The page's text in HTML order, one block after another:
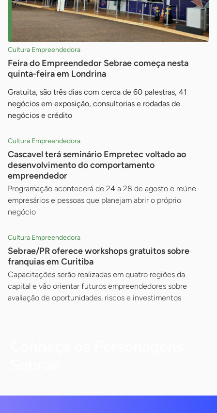
Cultura Empreendedora
Feira do Empreendedor Sebrae começa nesta
quinta-feira em Londrina
Gratuita, são três dias com cerca de 60 palestras, 41
negócios em exposição, consultorias e rodadas de
negócios e crédito
Cultura Empreendedora
Cascavel terá seminário Empretec voltado ao
desenvolvimento do comportamento
empreendedor
Programação acontecerá de 24 a 28 de agosto e reúne
empresários e pessoas que planejam abrir o próprio
negócio
Cultura Empreendedora
Sebrae/PR oferece workshops gratuitos sobre
franquias em Curitiba
Capacitações serão realizadas em quatro regiões da
capital e vão orientar futuros empreendedores sobre
avaliação de oportunidades, riscos e investimentos